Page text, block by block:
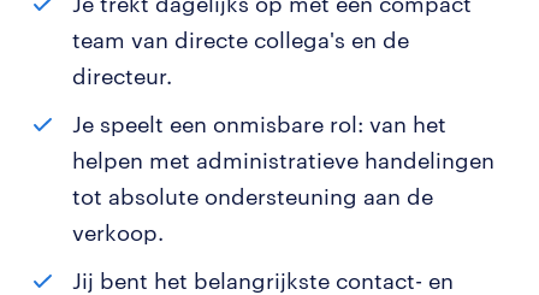
team van directe collega's en de
directeur.
Je speelt een onmisbare rol: van het
helpen met administratieve handelingen
tot absolute ondersteuning aan de
verkoop.
Jij bent het belangrijkste contact- en